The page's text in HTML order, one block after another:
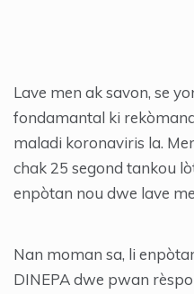
Lave men ak savon, se
fondamantal ki
maladi koronaviris la.
chak 25 segond tankou
enpòtan nou dwe lave
Nan moman sa, li
DINEPA dwe pwan